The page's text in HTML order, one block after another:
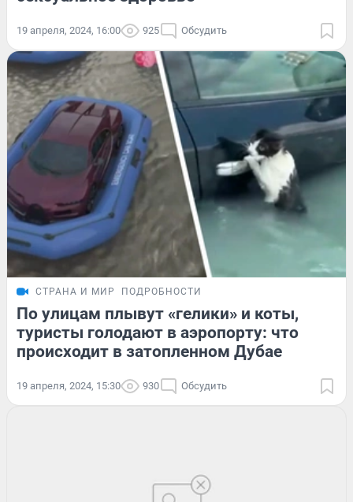
19 апреля, 2024, 16:00 925 Обсудить
СТРАНА И МИР ПОДРОБНОСТИ
По улицам плывут «гелики» и коты,
туристы голодают в аэропорту: что
происходит в затопленном Дубае
19 апреля, 2024, 15:30 930 Обсудить